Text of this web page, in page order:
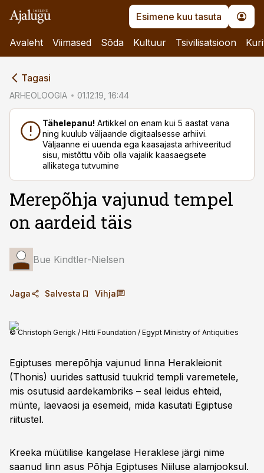
Esimene kuu tasuta
Avaleht Viimased Sõda Kultuur Tsivilisatsioon
Tagasi
ARHEOLOOGIA 01.12.19, 16:44
Tähelepanu! Artikkel on enam kui 5 aastat vana
ning kuulub väljaande digitaalsesse arhiivi.
Väljaanne ei uuenda ega kaasajasta arhiveeritud
sisu, mistõttu võib olla vajalik kaasaegsete
allikatega tutvumine
Merepõhja vajunud tempel
on aardeid täis
Bue Kindtler-Nielsen
Jaga Salvesta Vihja
© Christoph Gerigk / Hitti Foundation / Egypt Ministry of Antiquities
Egiptuses merepõhja vajunud linna Herakleionit
(Thonis) uurides sattusid tuukrid templi varemetele,
mis osutusid aardekambriks – seal leidus ehteid,
münte, laevaosi ja esemeid, mida kasutati Egiptuse
riitustel.
Kreeka müütilise kangelase Heraklese järgi nime
saanud linn asus Põhja Egiptuses Niiluse alamjooksul.